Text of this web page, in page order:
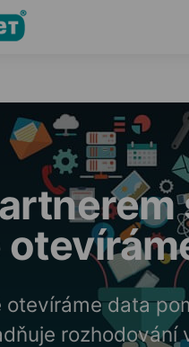
otevíráme data